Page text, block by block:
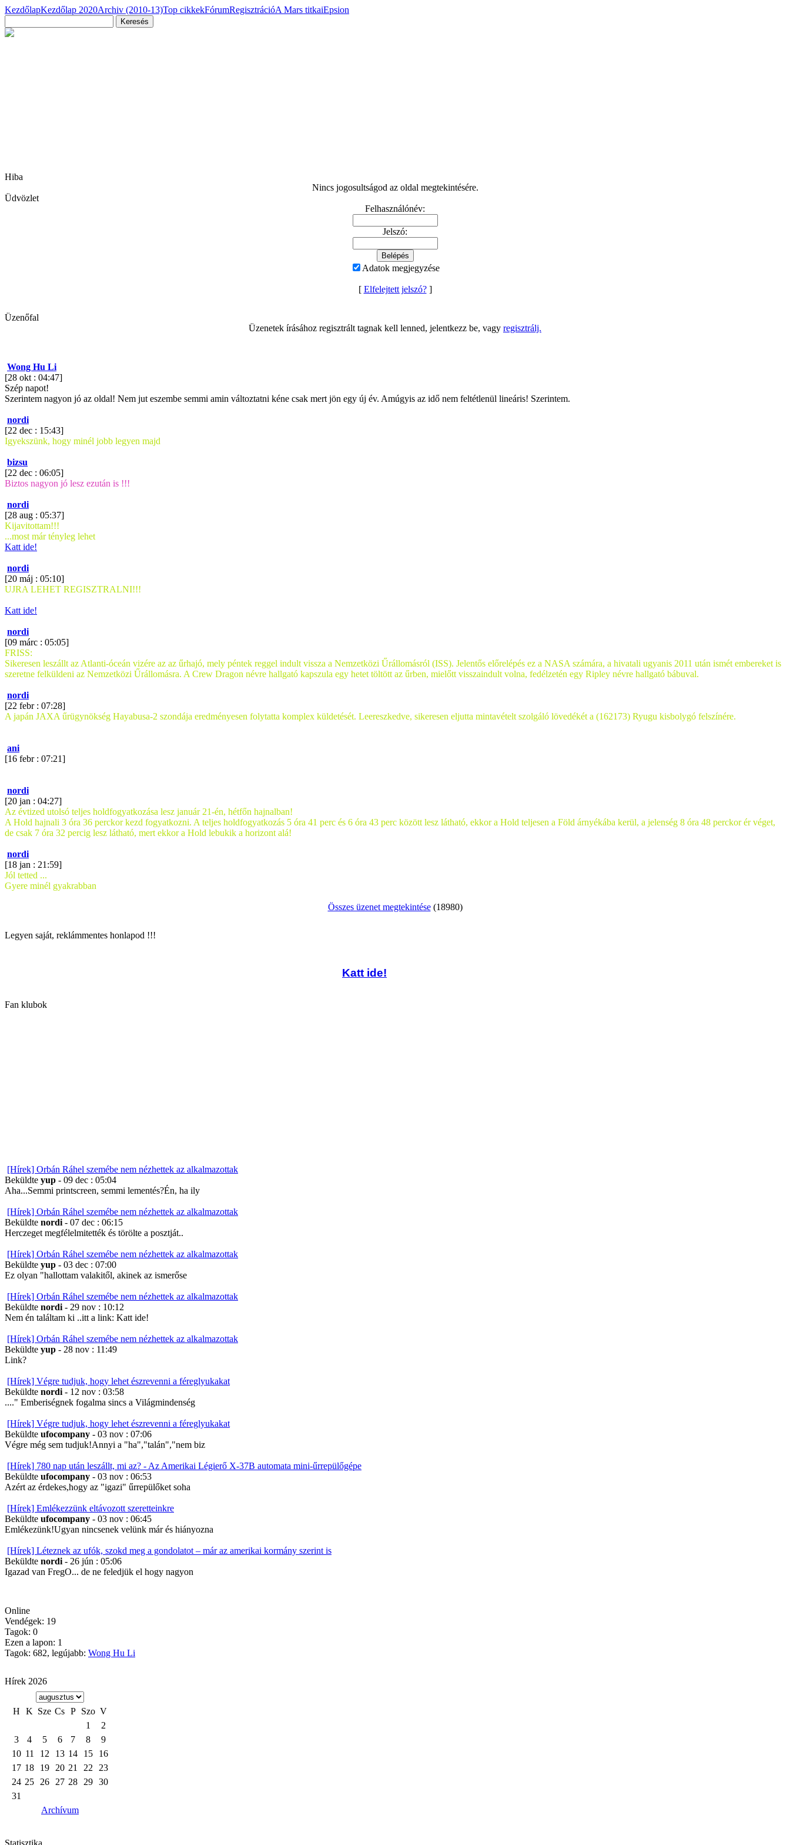
KezdőlapKezdőlap 2020Archiv (2010-13)Top cikkekFórumRegisztrációA Mars titkaiEpsion
Hiba
Nincs jogosultságod az oldal megtekintésére.
Üdvözlet
Felhasználónév:
Jelszó:
Adatok megjegyzése
[ Elfelejtett jelszó?]
Üzenőfal
Üzenetek írásához regisztrált tagnak kell lenned, jelentkezz be, vagy regisztrálj.
Wong Hu Li
[28 okt : 04:47]
Szép napot!
Szerintem nagyon jó az oldal! Nem jut eszembe semmi amin változtatni kéne csak mert jön egy új év. Amúgyis az idő nem feltétlenül lineáris! Szerintem.
nordi
[22 dec : 15:43]
Igyekszünk, hogy minél jobb legyen majd
bizsu
[22 dec : 06:05]
Biztos nagyon jó lesz ezután is !!!
nordi
[28 aug : 05:37]
Kijavitottam!!!
...most már tényleg lehet
Katt ide!
nordi
[20 máj : 05:10]
UJRA LEHET REGISZTRALNI!!!
Katt ide!
nordi
[09 márc : 05:05]
FRISS:
Sikeresen leszállt az Atlanti-óceán vizére az az űrhajó, mely péntek reggel indult vissza a Nemzetközi Űrállomásról (ISS). Jelentős előrelépés ez a NASA számára, a hivatali ugyanis 2011 után ismét embereket is
szeretne felküldeni az Nemzetközi Űrállomásra. A Crew Dragon névre hallgató kapszula egy hetet töltött az űrben, mielőtt visszaindult volna, fedélzetén egy Ripley névre hallgató bábuval.
nordi
[22 febr : 07:28]
A japán JAXA űrügynökség Hayabusa-2 szondája eredményesen folytatta komplex küldetését. Leereszkedve, sikeresen eljutta mintavételt szolgáló lövedékét a (162173) Ryugu kisbolygó felszínére.
ani
[16 febr : 07:21]
nordi
[20 jan : 04:27]
Az évtized utolsó teljes holdfogyatkozása lesz január 21-én, hétfőn hajnalban!
A Hold hajnali 3 óra 36 perckor kezd fogyatkozni. A teljes holdfogyatkozás 5 óra 41 perc és 6 óra 43 perc között lesz látható, ekkor a Hold teljesen a Föld árnyékába kerül, a jelenség 8 óra 48 perckor ér véget,
de csak 7 óra 32 percig lesz látható, mert ekkor a Hold lebukik a horizont alá!
nordi
[18 jan : 21:59]
Jól tetted ...
Gyere minél gyakrabban
Összes üzenet megtekintése(18980)
Legyen saját, reklámmentes honlapod !!!
Katt ide!
Fan klubok
[Hírek] Orbán Ráhel szemébe nem nézhettek az alkalmazottak
Beküldte yup - 09 dec : 05:04
Aha...Semmi printscreen, semmi lementés?Én, ha ily
[Hírek] Orbán Ráhel szemébe nem nézhettek az alkalmazottak
Beküldte nordi - 07 dec : 06:15
Herczeget megfélelmitették és törölte a posztját..
[Hírek] Orbán Ráhel szemébe nem nézhettek az alkalmazottak
Beküldte yup - 03 dec : 07:00
Ez olyan "hallottam valakitől, akinek az ismerőse
[Hírek] Orbán Ráhel szemébe nem nézhettek az alkalmazottak
Beküldte nordi - 29 nov : 10:12
Nem én találtam ki ..itt a link: Katt ide!
[Hírek] Orbán Ráhel szemébe nem nézhettek az alkalmazottak
Beküldte yup - 28 nov : 11:49
Link?
[Hírek] Végre tudjuk, hogy lehet észrevenni a féreglyukakat
Beküldte nordi - 12 nov : 03:58
...." Emberiségnek fogalma sincs a Világmindenség
[Hírek] Végre tudjuk, hogy lehet észrevenni a féreglyukakat
Beküldte ufocompany - 03 nov : 07:06
Végre még sem tudjuk!Annyi a "ha","talán","nem biz
[Hírek] 780 nap után leszállt, mi az? - Az Amerikai Légierő X-37B automata mini-űrrepülőgépe
Beküldte ufocompany - 03 nov : 06:53
Azért az érdekes,hogy az "igazi" űrrepülőket soha
[Hírek] Emlékezzünk eltávozott szeretteinkre
Beküldte ufocompany - 03 nov : 06:45
Emlékezünk!Ugyan nincsenek velünk már és hiányozna
[Hírek] Léteznek az ufók, szokd meg a gondolatot – már az amerikai kormány szerint is
Beküldte nordi - 26 jún : 05:06
Igazad van FregO... de ne feledjük el hogy nagyon
Online
Vendégek: 19
Tagok: 0
Ezen a lapon: 1
Tagok: 682, legújabb: Wong Hu Li
Hírek 2026
H K Sze Cs P Szo V
1
2
3
4 5 6 7 8
9
10 11 12 13 14 15
16
17 18 19 20 21 22
23
24 25 26 27 28 29 30
31
Archívum
Statisztika